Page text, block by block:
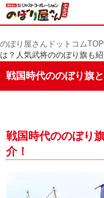
の
ぼ
屋
さ
ん
コ
ム
のぼり屋さんドットコムTOP
は？人気武将ののぼり旗も紹
戦国時代ののぼり旗
戦国時代ののぼり
介！